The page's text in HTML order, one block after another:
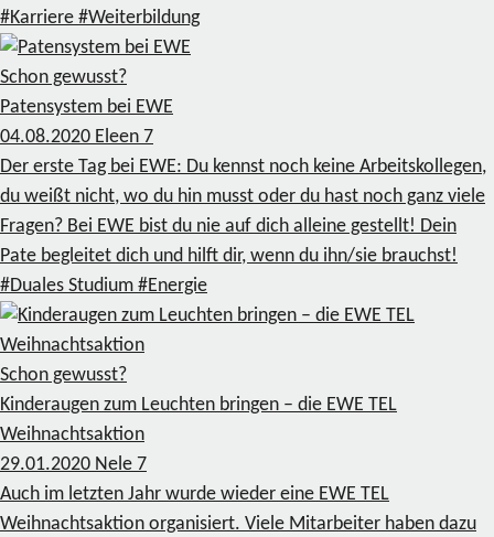
#Karriere #Weiterbildung
Schon gewusst?
Patensystem bei EWE
04.08.2020 Eleen 7
Der erste Tag bei EWE: Du kennst noch keine Arbeitskollegen,
du weißt nicht, wo du hin musst oder du hast noch ganz viele
Fragen? Bei EWE bist du nie auf dich alleine gestellt! Dein
Pate begleitet dich und hilft dir, wenn du ihn/sie brauchst!
#Duales Studium #Energie
Schon gewusst?
Kinderaugen zum Leuchten bringen – die EWE TEL
Weihnachtsaktion
29.01.2020 Nele 7
Auch im letzten Jahr wurde wieder eine EWE TEL
Weihnachtsaktion organisiert. Viele Mitarbeiter haben dazu